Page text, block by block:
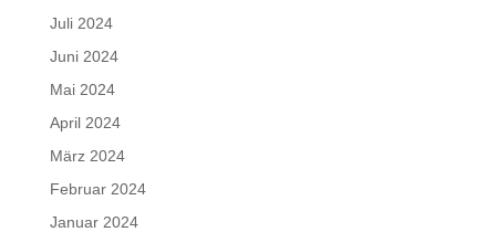
Juli 2024
Juni 2024
Mai 2024
April 2024
März 2024
Februar 2024
Januar 2024